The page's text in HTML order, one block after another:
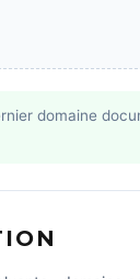
domaine